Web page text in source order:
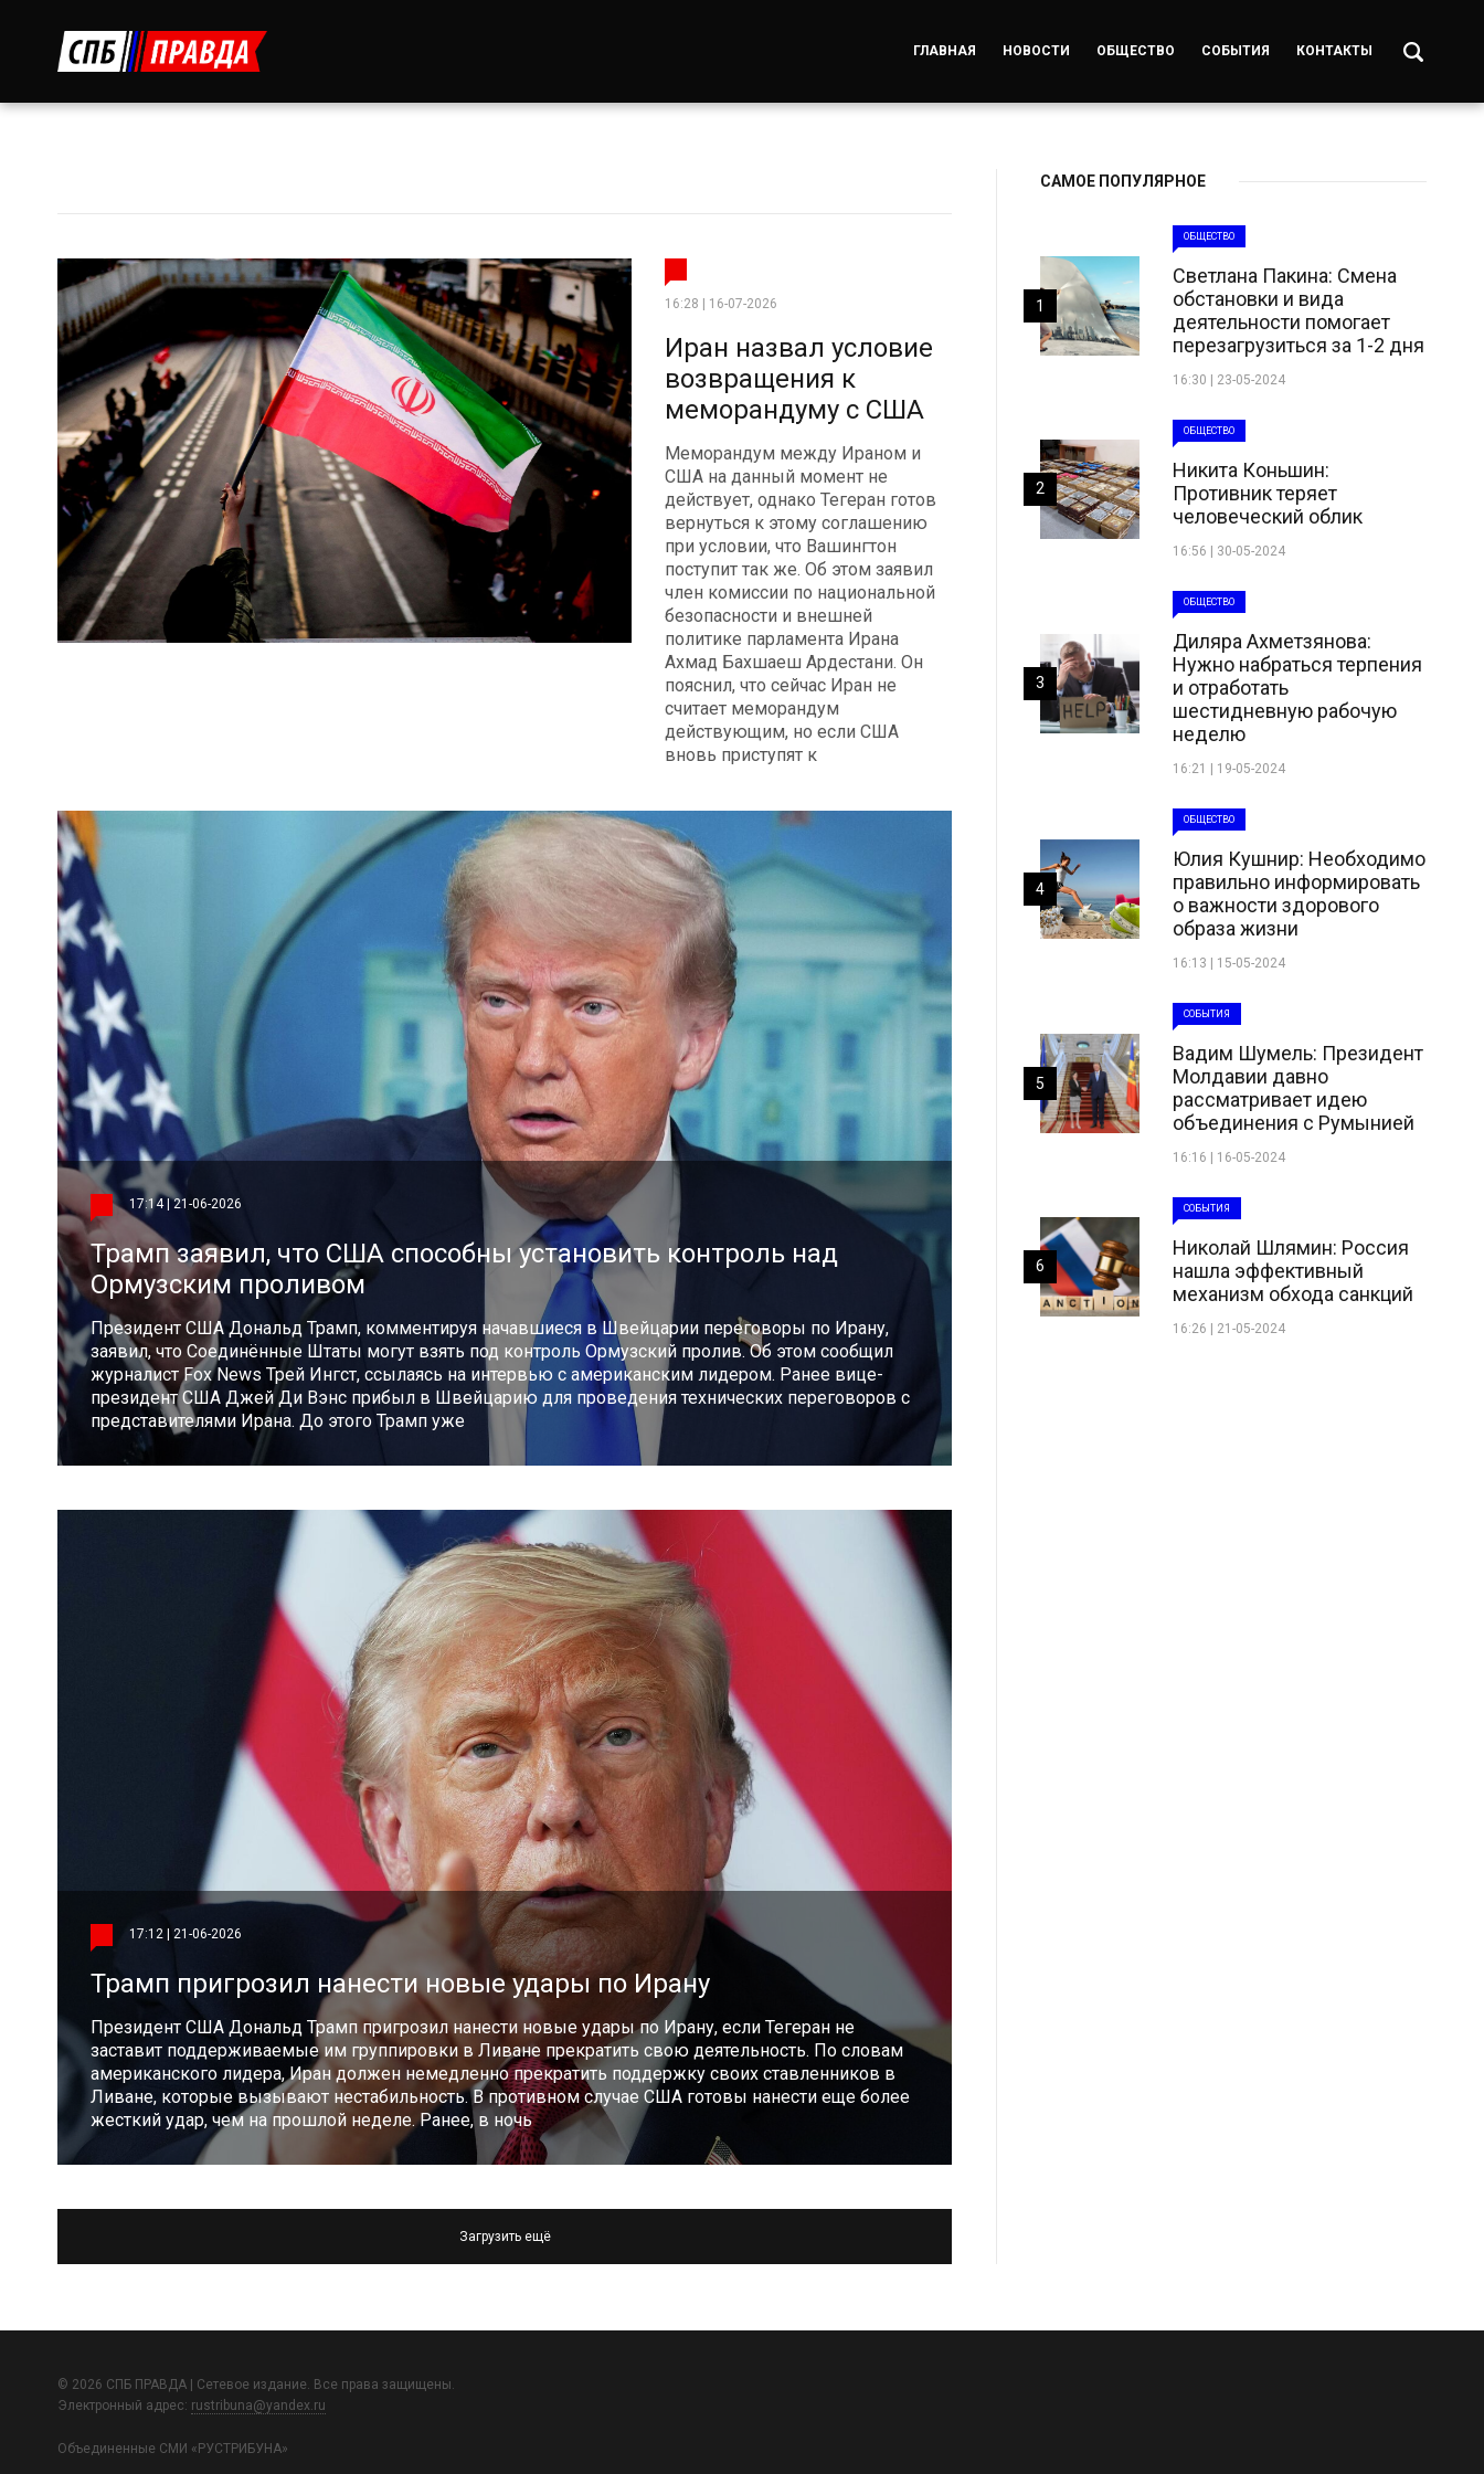
ГЛАВНАЯ НОВОСТИ ОБЩЕСТВО СОБЫТИЯ КОНТАКТЫ
16:28 | 16-07-2026
Иран назвал условие
возвращения к
меморандуму с США
Меморандум между Ираном и
США на данный момент не
действует, однако Тегеран готов
вернуться к этому соглашению
при условии, что Вашингтон
поступит так же. Об этом заявил
член комиссии по национальной
безопасности и внешней
политике парламента Ирана
Ахмад Бахшаеш Ардестани. Он
пояснил, что сейчас Иран не
считает меморандум
действующим, но если США
вновь приступят к
17:14 | 21-06-2026
Трамп заявил, что США способны установить контроль над
Ормузским проливом
Президент США Дональд Трамп, комментируя начавшиеся в Швейцарии переговоры по Ирану,
заявил, что Соединённые Штаты могут взять под контроль Ормузский пролив. Об этом сообщил
журналист Fox News Трей Ингст, ссылаясь на интервью с американским лидером. Ранее вице-
президент США Джей Ди Вэнс прибыл в Швейцарию для проведения технических переговоров с
представителями Ирана. До этого Трамп уже
17:12 | 21-06-2026
Трамп пригрозил нанести новые удары по Ирану
Президент США Дональд Трамп пригрозил нанести новые удары по Ирану, если Тегеран не
заставит поддерживаемые им группировки в Ливане прекратить свою деятельность. По словам
американского лидера, Иран должен немедленно прекратить поддержку своих ставленников в
Ливане, которые вызывают нестабильность. В противном случае США готовы нанести еще более
жесткий удар, чем на прошлой неделе. Ранее, в ночь
Загрузить ещё
САМОЕ ПОПУЛЯРНОЕ
ОБЩЕСТВО
Светлана Пакина: Смена
обстановки и вида
деятельности помогает
перезагрузиться за 1-2 дня
16:30 | 23-05-2024
1
ОБЩЕСТВО
Никита Коньшин:
Противник теряет
человеческий облик
16:56 | 30-05-2024
2
ОБЩЕСТВО
Диляра Ахметзянова:
Нужно набраться терпения
и отработать
шестидневную рабочую
неделю
16:21 | 19-05-2024
3
ОБЩЕСТВО
Юлия Кушнир: Необходимо
правильно информировать
о важности здорового
образа жизни
16:13 | 15-05-2024
4
СОБЫТИЯ
Вадим Шумель: Президент
Молдавии давно
рассматривает идею
объединения с Румынией
16:16 | 16-05-2024
5
СОБЫТИЯ
Николай Шлямин: Россия
нашла эффективный
механизм обхода санкций
16:26 | 21-05-2024
6
© 2026 СПБ ПРАВДА | Сетевое издание. Все права защищены.
Электронный адрес: rustribuna@yandex.ru
Объединенные СМИ «РУСТРИБУНА»